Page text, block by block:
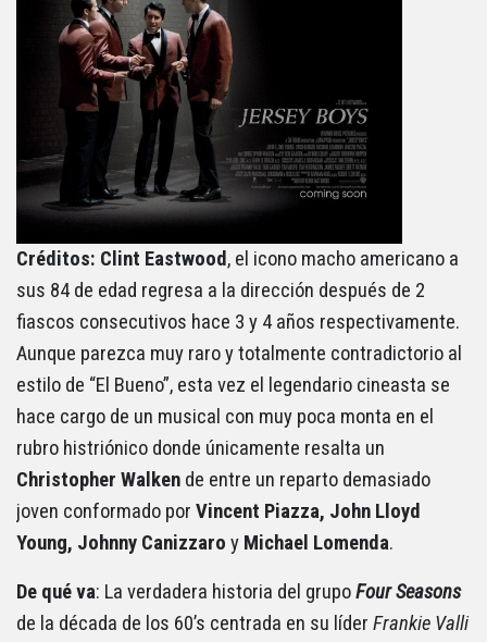
Créditos: Clint Eastwood, el icono macho americano a
sus 84 de edad regresa a la dirección después de 2
fiascos consecutivos hace 3 y 4 años respectivamente.
Aunque parezca muy raro y totalmente contradictorio al
estilo de “El Bueno”, esta vez el legendario cineasta se
hace cargo de un musical con muy poca monta en el
rubro histriónico donde únicamente resalta un
Christopher Walken de entre un reparto demasiado
joven conformado por Vincent Piazza, John Lloyd
Young, Johnny Canizzaro y Michael Lomenda.
De qué va: La verdadera historia del grupoFour Seasons
de la década de los 60’s centrada en su líder Frankie Valli